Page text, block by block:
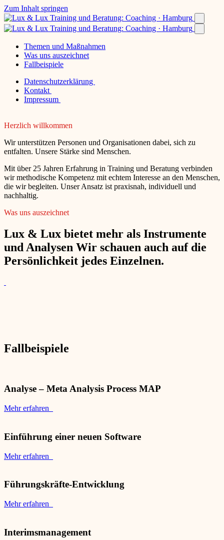
Zum Inhalt springen
Themen und Maßnahmen
Was uns auszeichnet
Fallbeispiele
Datenschutzerklärung
Kontakt
Impressum
Herzlich willkommen
Wir unterstützen Personen und Organisationen dabei, sich zu
entfalten. Unsere Stärke sind Menschen.
Mit über 25 Jahren Erfahrung in Training und Beratung verbinden
wir methodische Kompetenz mit echtem Interesse an den Menschen,
die wir begleiten. Unser Ansatz ist praxisnah, individuell und
nachhaltig.
Was uns auszeichnet
Lux & Lux bietet mehr als Instrumente
und Analysen Wir schauen auch auf die
Persönlichkeit jedes Einzelnen.
Fallbeispiele
Analyse – Meta Analysis Process MAP
Mehr erfahren
Einführung einer neuen Software
Mehr erfahren
Führungskräfte-Entwicklung
Mehr erfahren
Interimsmanagement